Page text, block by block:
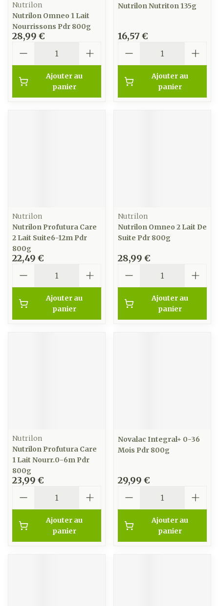
Nutrilon
Nutrilon Omneo 1 Lait
Nourrissons Pdr 800g
28,99 €
Ajouter au
panier
Nutrilon Nutriton 135g
16,57 €
Ajouter au
panier
Nutrilon
Nutrilon Profutura Care
2 Lait Suite6-12m Pdr
800g
22,49 €
Ajouter au
panier
Nutrilon
Nutrilon Omneo 2 Lait De
Suite Pdr 800g
28,99 €
Ajouter au
panier
Nutrilon
Nutrilon Profutura Care
1 Lait Nourr.0-6m Pdr
800g
23,99 €
Ajouter au
panier
Novalac Integral+ 0-36
Mois Pdr 800g
29,99 €
Ajouter au
panier